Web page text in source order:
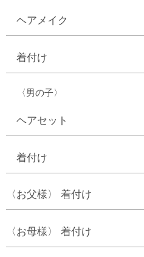
ヘアメイク
着付け
〈男の子〉
ヘアセット
着付け
〈お父様〉 着付け
〈お母様〉 着付け